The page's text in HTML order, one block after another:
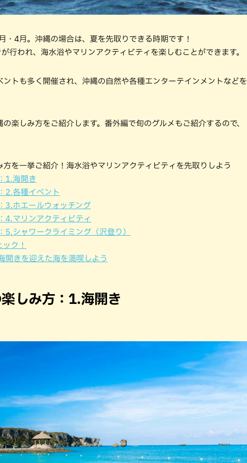
・4月。沖縄の場合は、夏を先取りできる時期です！
行われ、海水浴やマリンアクティビティを楽しむことができます。
トも多く開催され、沖縄の自然や各種エンターテインメントなどを
楽しみ方をご紹介します。番外編で旬のグルメもご紹介するので、
を一挙ご紹介！海水浴やマリンアクティビティを先取りしよう
1.海開き
2.各種イベント
3.ホエールウォッチング
4.マリンアクティビティ
シャワークライミング（沢登り）
ク！
開きを迎えた海を満喫しよう
しみ方：1.海開き